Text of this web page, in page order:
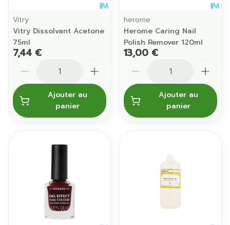
Vitry
Vitry Dissolvant Acetone
75ml
7,44 €
Ajouter au
panier
herome
Herome Caring Nail
Polish Remover 120ml
13,00 €
Ajouter au
panier